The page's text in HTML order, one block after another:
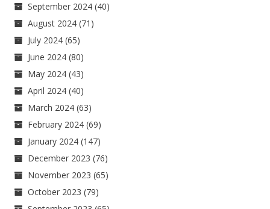
September 2024 (40)
August 2024 (71)
July 2024 (65)
June 2024 (80)
May 2024 (43)
April 2024 (40)
March 2024 (63)
February 2024 (69)
January 2024 (147)
December 2023 (76)
November 2023 (65)
October 2023 (79)